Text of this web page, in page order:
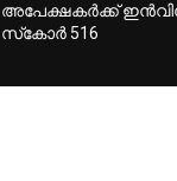
അപേക്ഷകര്‍ക്ക്
സ്‌കോര്‍ 516